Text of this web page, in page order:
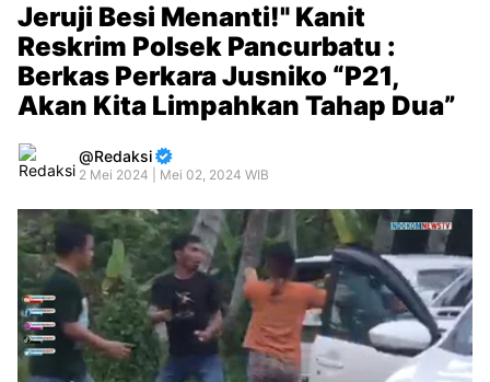
Jeruji Besi Menanti!" Kanit
Reskrim Polsek Pancurbatu :
Berkas Perkara Jusniko “P21,
Akan Kita Limpahkan Tahap Dua”
Redaksi
2 Mei 2024 | Mei 02, 2024 WIB